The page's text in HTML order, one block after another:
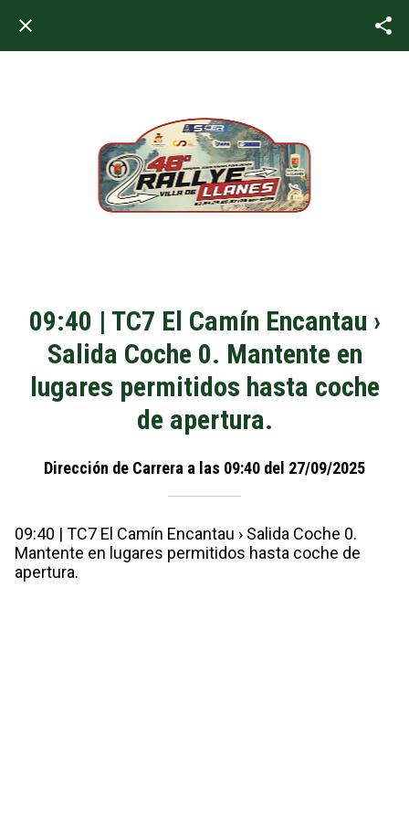
09:40 | TC7 El Camín Encantau ›
Salida Coche 0. Mantente en
lugares permitidos hasta coche
de apertura.
Dirección de Carrera a las 09:40 del 27/09/2025
09:40 | TC7 El Camín Encantau › Salida Coche 0.
Mantente en lugares permitidos hasta coche de
apertura.